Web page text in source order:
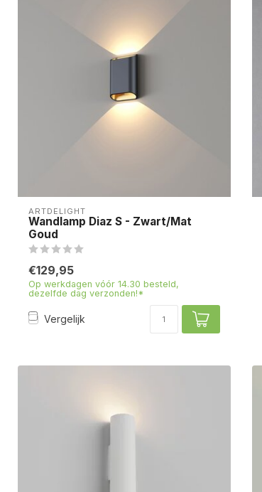
ARTDELIGHT
Wandlamp Diaz S - Zwart/Mat
Goud
€129,95
Op werkdagen vóór 14.30 besteld,
dezelfde dag verzonden!*
Vergelijk